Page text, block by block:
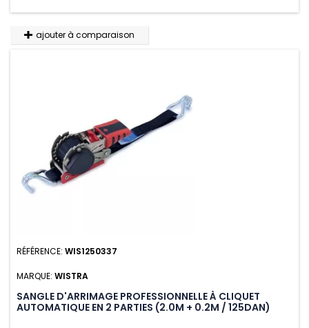
ajouter à comparaison
RÉFÉRENCE: WIS1250337
MARQUE: WISTRA
SANGLE D'ARRIMAGE PROFESSIONNELLE À CLIQUET
AUTOMATIQUE EN 2 PARTIES (2.0M + 0.2M / 125DAN)